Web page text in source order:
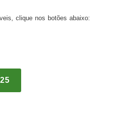
clique nos botões abaixo: